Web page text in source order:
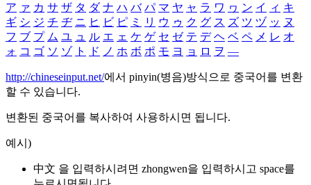
ア ァ カ サ ザ タ ダ ナ ハ バ パ マ ヤ ャ ラ ワ ヮ ン イ ィ キ
ギ シ ジ チ ヂ ニ ヒ ビ ピ ミ リ ウ ゥ ク グ ス ズ ツ ヅ ッ ヌ
フ ブ プ ム ユ ュ ル エ ェ ケ ゲ セ ゼ テ デ ヘ ベ ペ メ レ オ
ォ コ ゴ ソ ゾ ト ド ノ ホ ボ ポ モ ヨ ョ ロ ヲ ―
http://chineseinput.net/에서 pinyin(병음)방식으로 중국어를 변환
할 수 있습니다.
변환된 중국어를 복사하여 사용하시면 됩니다.
예시)
中文 을 입력하시려면 zhongwen을 입력하시고 space를